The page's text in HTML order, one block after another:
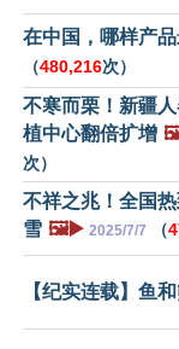
在中国，哪样产品
（480,216次）
不寒而栗！新疆
植中心翻倍扩增
次）
不祥之兆！全国
雪 🖼️▶️ 2025/7/7 （
【纪实连载】鱼